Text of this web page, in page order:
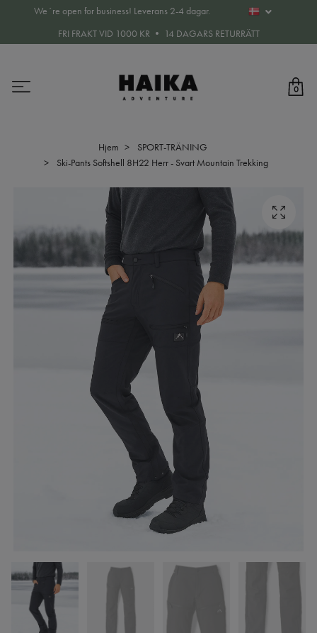
We´re open for business! Leverans 2-4 dagar.
FRI FRAKT VID 1000 KR • 14 DAGARS RETURRÄTT
0
Hjem
SPORT-TRÄNING
Ski-Pants Softshell 8H22 Herr - Svart Mountain Trekking